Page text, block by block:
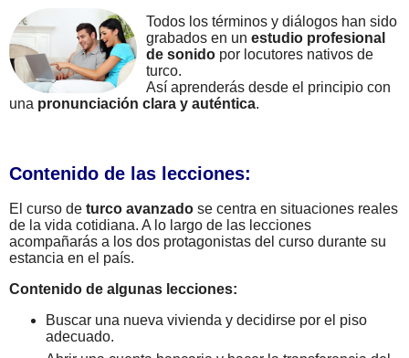
Todos los términos y diálogos han sido
grabados en un estudio profesional
de sonido por locutores nativos de
turco.
Así aprenderás desde el principio con
una pronunciación clara y auténtica.
Contenido de las lecciones:
El curso de turco avanzado se centra en situaciones reales
de la vida cotidiana. A lo largo de las lecciones
acompañarás a los dos protagonistas del curso durante su
estancia en el país.
Contenido de algunas lecciones:
Buscar una nueva vivienda y decidirse por el piso
adecuado.